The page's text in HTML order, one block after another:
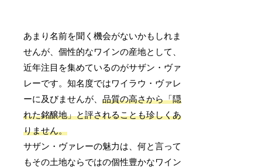
あまり名前を聞く機会がないかもしれま
せんが、個性的なワインの産地として、
近年注目を集めているのがサザン・ヴァ
レーです。知名度ではワイラウ・ヴァレ
ーに及びませんが、品質の高さから「隠
れた銘醸地」と評されることも珍しくあ
りません。
サザン・ヴァレーの魅力は、何と言って
もその土地ならではの個性豊かなワイン